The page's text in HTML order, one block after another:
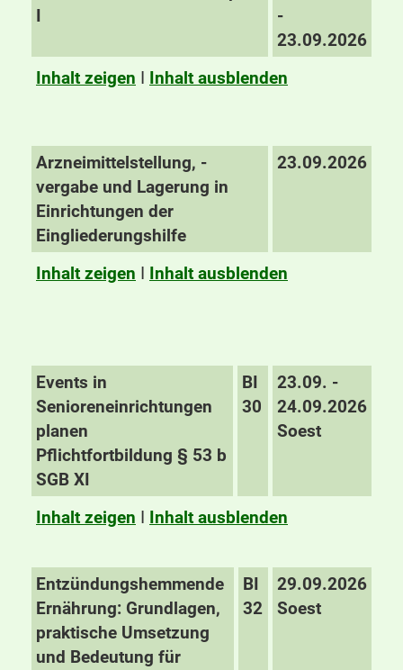
I
-
23.09.2026
Inhalt zeigen I Inhalt ausblenden
Arzneimittelstellung, -
vergabe und Lagerung in
Einrichtungen der
Eingliederungshilfe
23.09.2026
Inhalt zeigen I Inhalt ausblenden
Events in
Senioreneinrichtungen
planen
Pflichtfortbildung § 53 b
SGB XI
BI
30
23.09. -
24.09.2026
Soest
Inhalt zeigen I Inhalt ausblenden
Entzündungshemmende
Ernährung: Grundlagen,
praktische Umsetzung
und Bedeutung für
BI
32
29.09.2026
Soest